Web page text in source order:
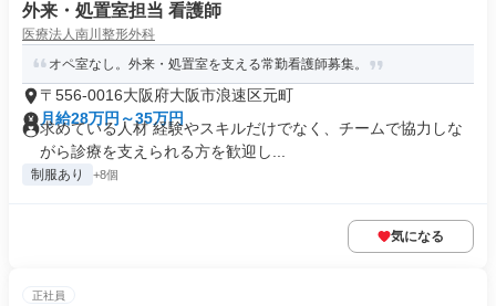
外来・処置室担当 看護師
医療法人南川整形外科
オペ室なし。外来・処置室を支える常勤看護師募集。
〒556-0016大阪府大阪市浪速区元町
月給28万円～35万円
求めている人材 経験やスキルだけでなく、チームで協力しな
がら診療を支えられる方を歓迎し...
制服あり +8個
気になる
正社員